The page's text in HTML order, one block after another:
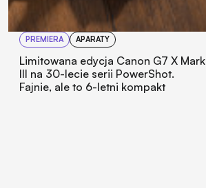
PREMIERA APARATY
Limitowana edycja Canon G7 X Mark
III na 30-lecie serii PowerShot.
Fajnie, ale to 6-letni kompakt